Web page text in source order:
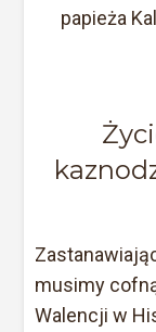
papieża
musimy
Walencji w